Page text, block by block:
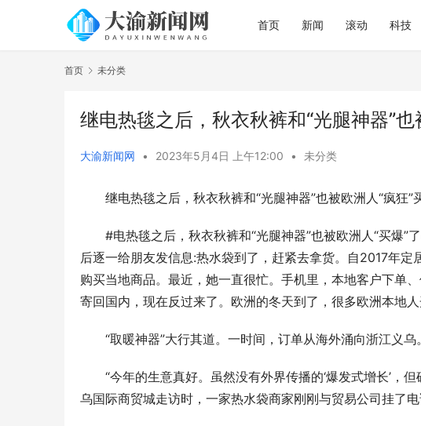
首页 新闻 滚动 科技
首页 未分类
继电热毯之后，秋衣秋裤和“光腿神器”也
大渝新闻网 • 2023年5月4日 上午12:00 • 未分类
继电热毯之后，秋衣秋裤和“光腿神器”也被欧洲人“疯狂”
#电热毯之后，秋衣秋裤和“光腿神器”也被欧洲人“买爆
后逐一给朋友发信息:热水袋到了，赶紧去拿货。自2017年
购买当地商品。最近，她一直很忙。手机里，本地客户下单
寄回国内，现在反过来了。欧洲的冬天到了，很多欧洲本地
“取暖神器”大行其道。一时间，订单从海外涌向浙江义乌。
“今年的生意真好。虽然没有外界传播的‘爆发式增长’，
乌国际商贸城走访时，一家热水袋商家刚刚与贸易公司挂了